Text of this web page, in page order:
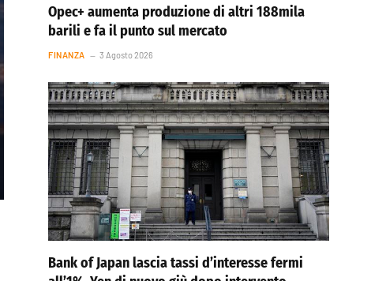
Opec+ aumenta produzione di altri 188mila
barili e fa il punto sul mercato
FINANZA 3 Agosto 2026
Bank of Japan lascia tassi d’interesse fermi